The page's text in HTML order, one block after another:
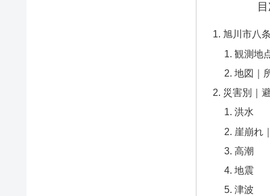
旭川市八
観測地
地図｜
災害別｜
洪水
崖崩れ
高潮
地震
津波